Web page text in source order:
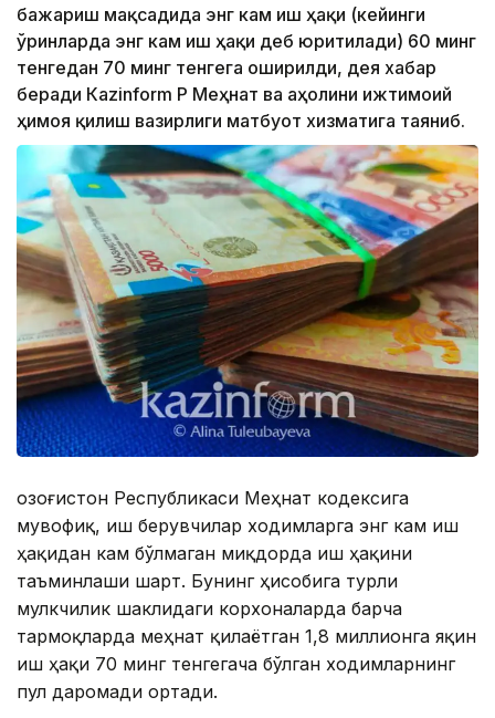
бажариш мақсадида энг кам иш ҳақи (кейинги
ўринларда энг кам иш ҳақи деб юритилади) 60 минг
тенгедан 70 минг тенгега оширилди, дея хабар
беради Кazinform ҚР Меҳнат ва аҳолини ижтимоий
ҳимоя қилиш вазирлиги матбуот хизматига таяниб.
Қозоғистон Республикаси Меҳнат кодексига
мувофиқ, иш берувчилар ходимларга энг кам иш
ҳақидан кам бўлмаган миқдорда иш ҳақини
таъминлаши шарт. Бунинг ҳисобига турли
мулкчилик шаклидаги корхоналарда барча
тармоқларда меҳнат қилаётган 1,8 миллионга яқин
иш ҳақи 70 минг тенгегача бўлган ходимларнинг
пул даромади ортади.